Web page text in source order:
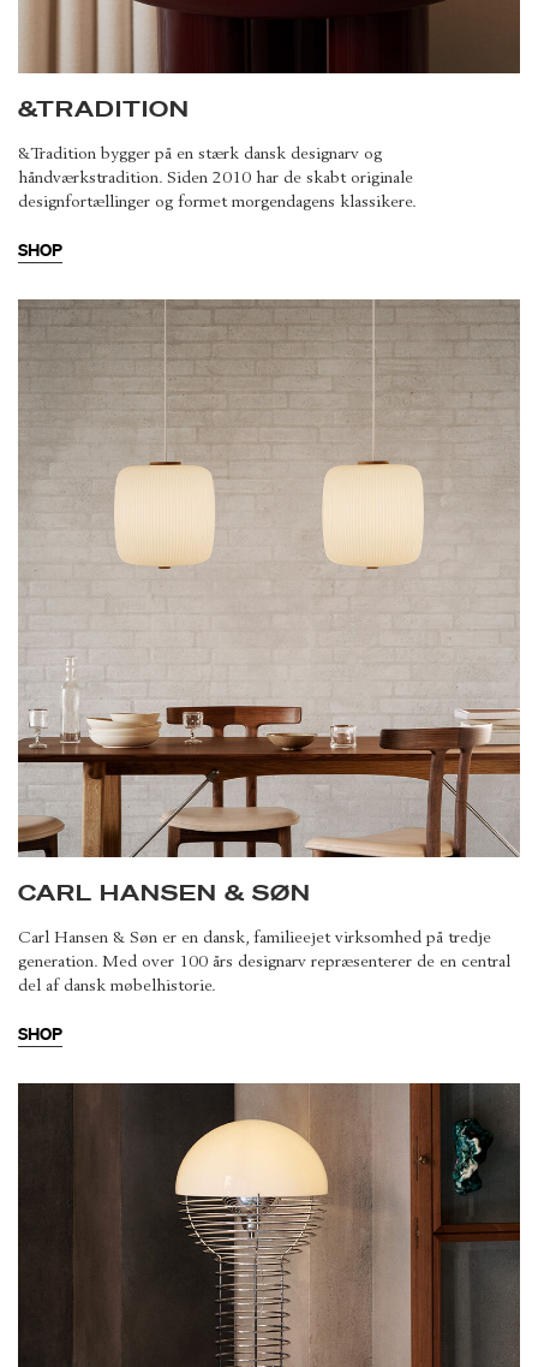
&TRADITION
&Tradition bygger på en stærk dansk designarv og
håndværkstradition. Siden 2010 har de skabt originale
designfortællinger og formet morgendagens klassikere.
SHOP
CARL HANSEN & SØN
Carl Hansen & Søn er en dansk, familieejet virksomhed på tredje
generation. Med over 100 års designarv repræsenterer de en central
del af dansk møbelhistorie.
SHOP